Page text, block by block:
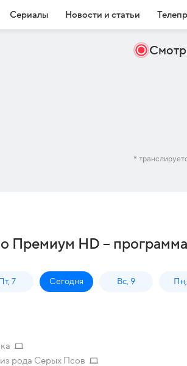
Сериалы Новости и статьи
*
Премиум HD –
Пт, 7 Сегодня Вс, 9
рода Серых Псов